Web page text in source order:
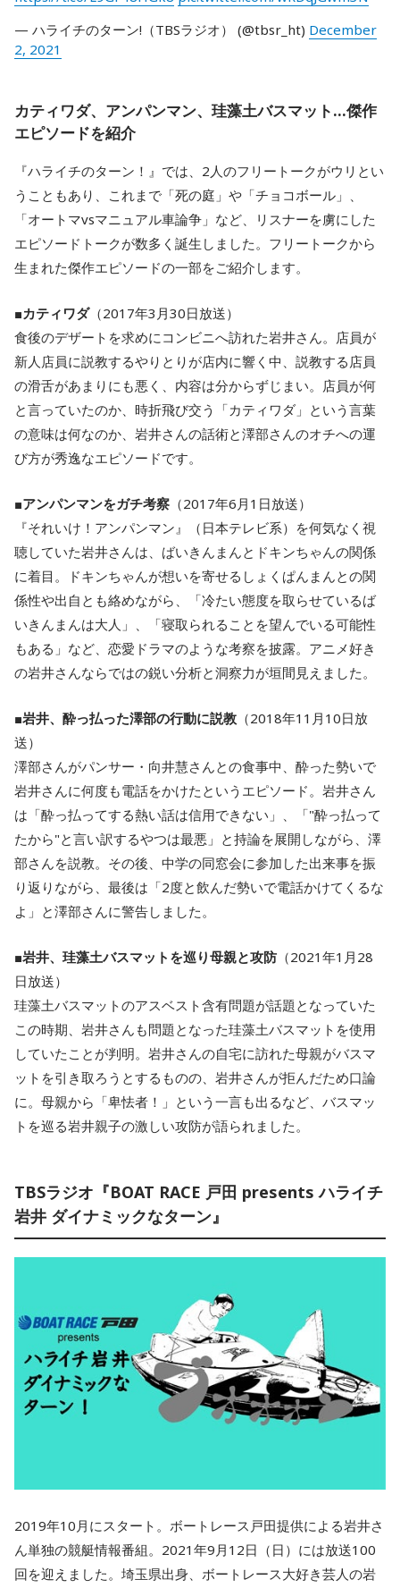
— ハライチのターン!（TBSラジオ） (@tbsr_ht) December
2, 2021
カティワダ、アンパンマン、珪藻土バスマット…傑作
エピソードを紹介
『ハライチのターン！』では、2人のフリートークがウリとい
うこともあり、これまで「死の庭」や「チョコボール」、
「オートマvsマニュアル車論争」など、リスナーを虜にした
エピソードトークが数多く誕生しました。フリートークから
生まれた傑作エピソードの一部をご紹介します。
■カティワダ（2017年3月30日放送）
食後のデザートを求めにコンビニへ訪れた岩井さん。店員が
新人店員に説教するやりとりが店内に響く中、説教する店員
の滑舌があまりにも悪く、内容は分からずじまい。店員が何
と言っていたのか、時折飛び交う「カティワダ」という言葉
の意味は何なのか、岩井さんの話術と澤部さんのオチへの運
び方が秀逸なエピソードです。
■アンパンマンをガチ考察 （2017年6月1日放送）
『それいけ！アンパンマン』（日本テレビ系）を何気なく視
聴していた岩井さんは、ばいきんまんとドキンちゃんの関係
に着目。ドキンちゃんが想いを寄せるしょくぱんまんとの関
係性や出自とも絡めながら、「冷たい態度を取らせているば
いきんまんは大人」、「寝取られることを望んでいる可能性
もある」など、恋愛ドラマのような考察を披露。アニメ好き
の岩井さんならではの鋭い分析と洞察力が垣間見えました。
■岩井、酔っ払った澤部の行動に説教 （2018年11月10日放
送）
澤部さんがパンサー・向井慧さんとの食事中、酔った勢いで
岩井さんに何度も電話をかけたというエピソード。岩井さん
は「酔っ払ってする熱い話は信用できない」、「"酔っ払って
たから"と言い訳するやつは最悪」と持論を展開しながら、澤
部さんを説教。その後、中学の同窓会に参加した出来事を振
り返りながら、最後は「2度と飲んだ勢いで電話かけてくるな
よ」と澤部さんに警告しました。
■岩井、珪藻土バスマットを巡り母親と攻防 （2021年1月28
日放送）
珪藻土バスマットのアスベスト含有問題が話題となっていた
この時期、岩井さんも問題となった珪藻土バスマットを使用
していたことが判明。岩井さんの自宅に訪れた母親がバスマ
ットを引き取ろうとするものの、岩井さんが拒んだため口論
に。母親から「卑怯者！」という一言も出るなど、バスマッ
トを巡る岩井親子の激しい攻防が語られました。
TBSラジオ『BOAT RACE 戸田 presents ハライチ
岩井 ダイナミックなターン』
2019年10月にスタート。ボートレース戸田提供による岩井さ
ん単独の競艇情報番組。2021年9月12日（日）には放送100
回を迎えました。埼玉県出身、ボートレース大好き芸人の岩